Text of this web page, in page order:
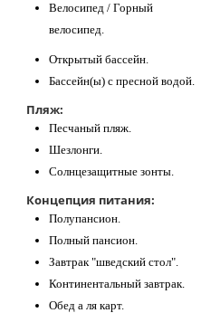
Велосипед / Горный
велосипед.
Открытый бассейн.
Бассейн(ы) с пресной водой.
Пляж:
Песчаный пляж.
Шезлонги.
Солнцезащитные зонты.
Концепция питания:
Полупансион.
Полный пансион.
Завтрак "шведский стол".
Континентальный завтрак.
Обед а ля карт.